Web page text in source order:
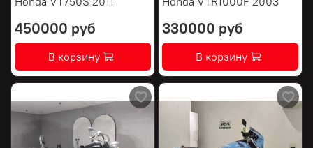
450000 руб
В корзину
330000 руб
В корзину